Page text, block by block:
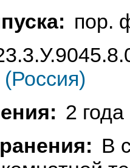
пор.
2 года
В